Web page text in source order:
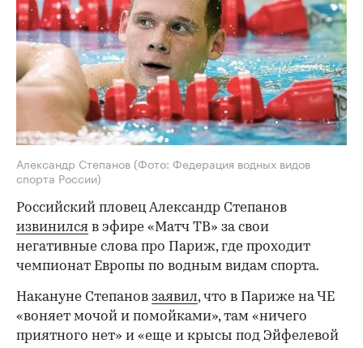
Александр Степанов (Фото: Федерация водных видов
спорта России)
Российский пловец Александр Степанов
извинился в эфире «Матч ТВ» за свои
негативные слова про Париж, где проходит
чемпионат Европы по водным видам спорта.
Накануне Степанов заявил, что в Париже на ЧЕ
«воняет мочой и помойками», там «ничего
приятного нет» и «еще и крысы под Эйфелевой